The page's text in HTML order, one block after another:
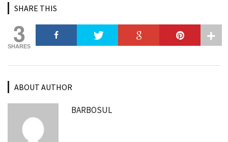
SHARE THIS
3
SHARES
ABOUT AUTHOR
BARBOSUL